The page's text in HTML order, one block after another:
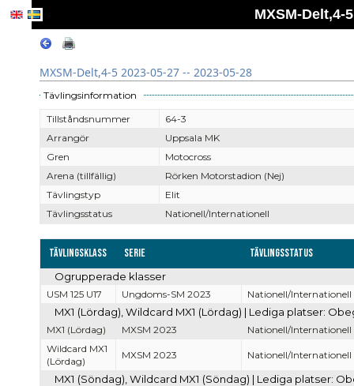
MXSM-Delt,4-
MXSM-Delt,4-5 2023-05-27 -- 2023-05-28
Tävlingsinformation
Tillståndsnummer
64-3
Arrangör
Uppsala MK
Gren
Motocross
Arena (tillfällig)
Rörken Motorstadion (Nej)
Tävlingstyp
Elit
Tävlingsstatus
Nationell/Internationell
Tävlingsklass Serie Tävlingsstatus
Ogrupperade klasser
USM 125 U17 Ungdoms-SM 2023 Nationell/Internationell
MX1 (Lördag), Wildcard MX1 (Lördag) | Lediga platser:
MX1 (Lördag) MXSM 2023
Nationell/Internationell
Wildcard MX1
(Lördag)
MXSM 2023 Nationell/Internationell
MX1 (Söndag), Wildcard MX1 (Söndag) | Lediga platser: